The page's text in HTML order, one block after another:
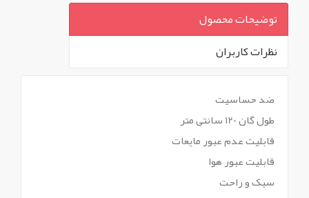
توضیحات محصول
نظرات کاربران
ضد حساسیت
طول گان 120 سانتی متر
قابلیت عدم عبور مایعات
قابلیت عبور هوا
سبک و راحت